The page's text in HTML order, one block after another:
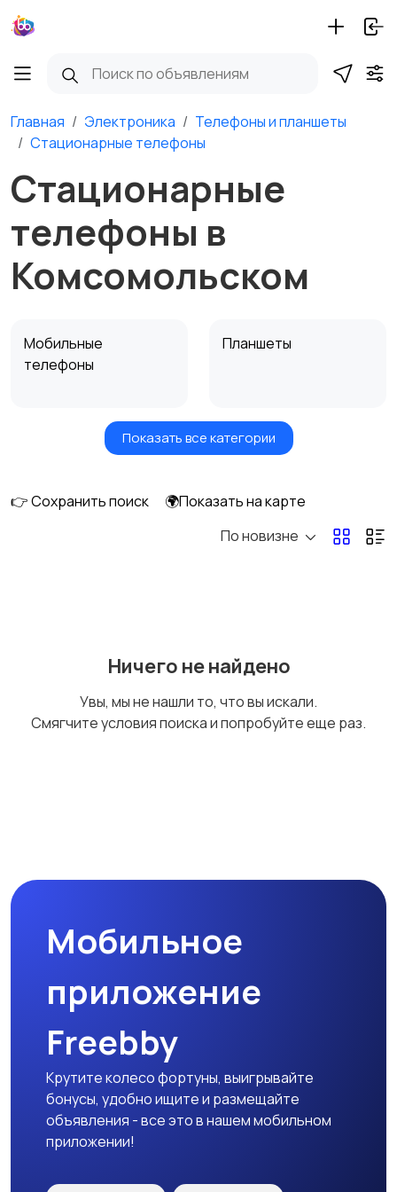
Главная Электроника
Телефоны и планшеты
Стационарные телефоны
Стационарные
телефоны в
Комсомольском
Мобильные
телефоны
Планшеты
Умные часы и
Стационарные
Запчасти
аккумуляторы
Показать все категории
👉 Сохранить поиск
🌍Показать на карте
По новизне
Ничего не найдено
Увы, мы не нашли то, что вы искали.
Смягчите условия поиска и попробуйте еще раз.
Мобильное
приложение
Freebby
Крутите колесо фортуны, выигрывайте
бонусы, удобно ищите и размещайте
объявления - все это в нашем мобильном
приложении!